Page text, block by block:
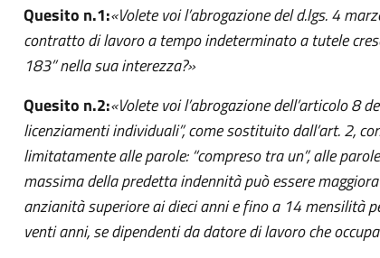
Quesito n.1:«Volete voi l’abrogazione del d.lgs. 4
contratto di lavoro a tempo indeterminato a tutele
183” nella sua interezza?»
Quesito n.2:«Volete voi l’abrogazione dell’articolo 8
licenziamenti individuali”, come sostituito dall’art. 2,
limitatamente alle parole: “compreso tra un”, alle
massima della predetta indennità può essere
anzianità superiore ai dieci anni e fino a 14 mensilità
venti anni, se dipendenti da datore di lavoro che